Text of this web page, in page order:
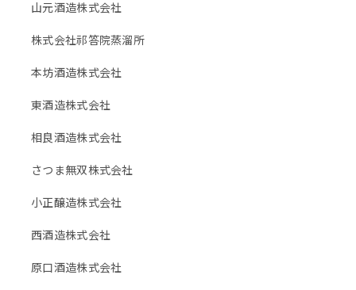
山元酒造株式会社
株式会社祁答院蒸溜所
本坊酒造株式会社
東酒造株式会社
相良酒造株式会社
さつま無双株式会社
小正醸造株式会社
西酒造株式会社
原口酒造株式会社